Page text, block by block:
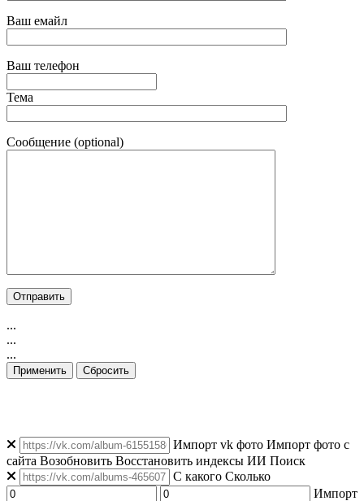
Ваш емайл
Ваш телефон
Тема
Сообщение (optional)
...
...
...
Применить Сбросить
Импорт vk фото Импорт фото с
сайта Возобновить Восстановить индексы ИИ Поиск
C какого Сколько
Импорт